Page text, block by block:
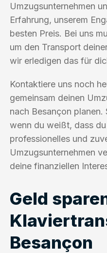
Umzugsunternehmen
Erfahrung, unserem
besten Preis. Bei uns
um den Transport
wir erledigen das für
Kontaktiere uns noch
gemeinsam deinen
nach Besançon planen.
wenn du weißt, dass
professionelles und
Umzugsunternehmen
deine finanziellen
Geld
Besançon